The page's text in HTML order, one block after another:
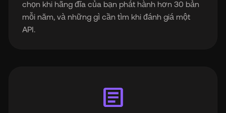
chọn khi hãng đĩa của bạn phát hành hơn 30 bản
mỗi năm, và những gì cần tìm khi đánh giá một
API.
article